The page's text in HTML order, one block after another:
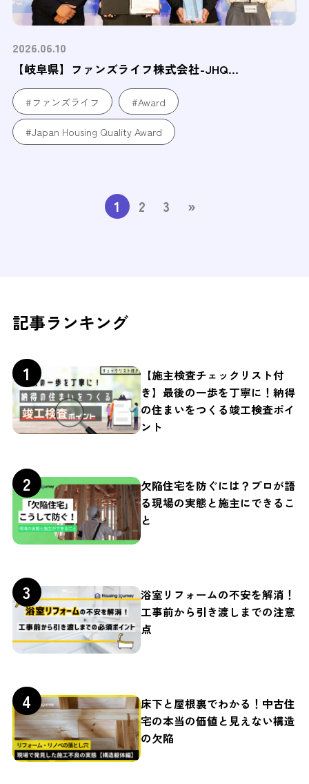
2026.06.10
【岐阜県】ファンズライフ株式会社-JHQ...
#ファンズライフ #Award
#Japan Housing Quality Award
1 2 3 »
記事ランキング
【施主検査チェックリスト付
き】最後の一歩を丁寧に！納得
の住まいをつくる竣工検査ポイ
ント
欠陥住宅を防ぐには？プロが語
る現場の実態と施主にできるこ
と
浴室リフォームの不安を解消！
工事前から引き渡しまでの注意
点
床下と屋根裏でわかる！中古住
宅の本当の価値と見えない構造
の欠陥